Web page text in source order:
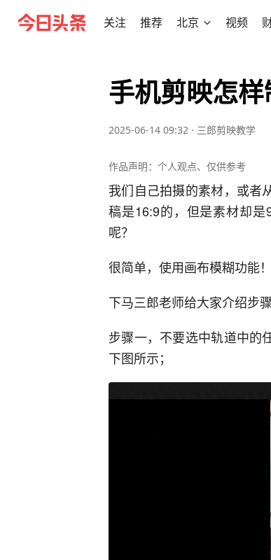
关注 推荐 北京 视频
手机剪映怎样
2025-06-14 09:32 · 三郎剪映教学
作品声明：个人观点、仅供参考
我们自己拍摄的素材，或者
稿是16:9的，但是素材却
呢？
很简单，使用画布模糊功能！
下马三郎老师给大家介绍步骤
步骤一，不要选中轨道中的
下图所示；